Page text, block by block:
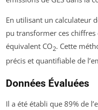
En utilisant un calculateur
pu transformer ces chiffres
équivalent CO2. Cette
précis et quantifiable de
Données Évaluées
Il a été établi que 89% de